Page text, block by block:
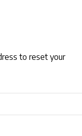
to reset your